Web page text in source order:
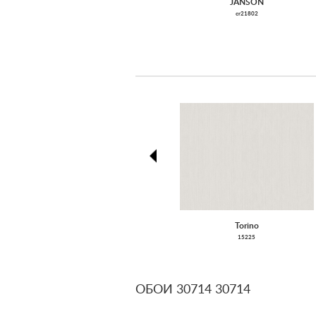
JANSON
cr21802
Torino
15225
ОБОИ 30714 30714